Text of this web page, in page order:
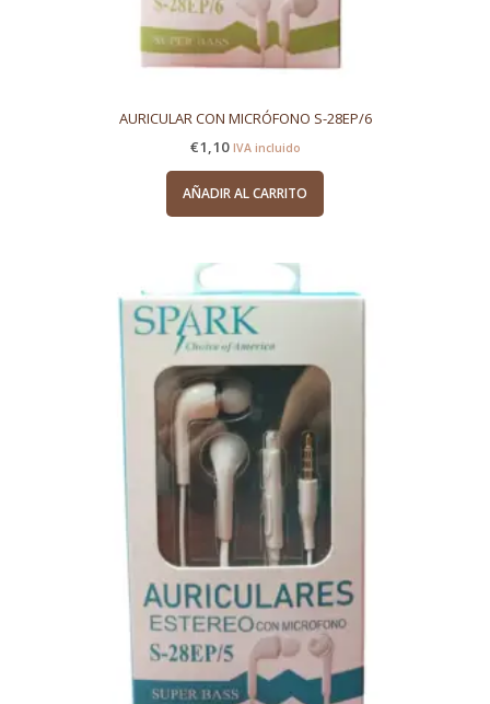
AURICULAR CON MICRÓFONO S-28EP/6
€1,10 IVA incluido
AÑADIR AL CARRITO